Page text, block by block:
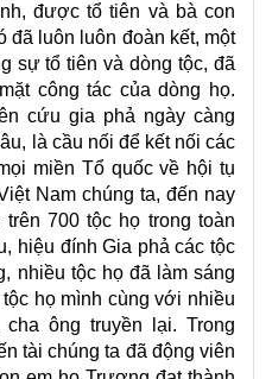
được tổ tiên và bà con
đã luôn luôn đoàn kết, một
sự tổ tiên và dòng tộc, đã
công tác của dòng họ.
cứu gia phả ngày càng
là cầu nối để kết nối các
miền Tổ quốc về hội tụ
Nam chúng ta, đến nay
700 tộc họ trong toàn
hiệu đính Gia phả các tộc
nhiều tộc họ đã làm sáng
họ mình cùng với nhiều
ông truyền lại. Trong
tài chúng ta đã động viên